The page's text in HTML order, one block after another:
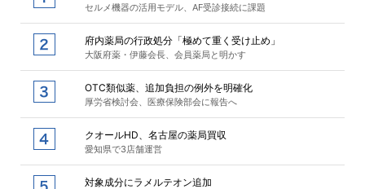
セルメ機器の活用モデル、AF受診接続に課題
府内薬局の行政処分「極めて重く受け止め」
大阪府薬・伊藤会長、会員薬局と明かす
OTC類似薬、追加負担の例外を明確化
厚労省検討会、医療保険部会に報告へ
クオールHD、名古屋の薬局買収
愛知県で3店舗運営
対象成分にラメルテオン追加